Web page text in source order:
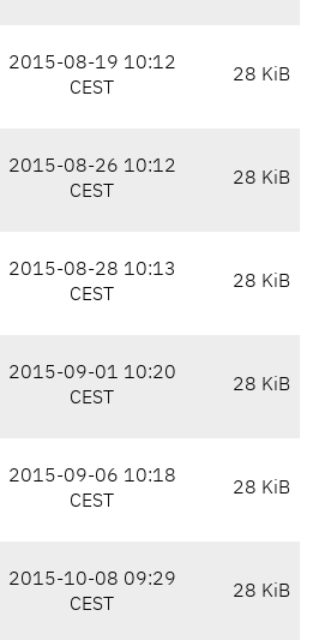
2015-08-19 10:12
CEST
28 KiB
2015-08-26 10:12
CEST
28 KiB
2015-08-28 10:13
CEST
28 KiB
2015-09-01 10:20
CEST
28 KiB
2015-09-06 10:18
CEST
28 KiB
2015-10-08 09:29
CEST
28 KiB